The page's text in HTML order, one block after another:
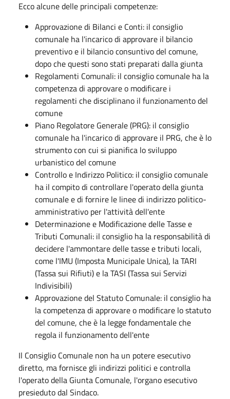
Ecco alcune delle principali competenze:
Approvazione di Bilanci e Conti: il consiglio
comunale ha l'incarico di approvare il bilancio
preventivo e il bilancio consuntivo del comune,
dopo che questi sono stati preparati dalla giunta
Regolamenti Comunali: il consiglio comunale ha la
competenza di approvare o modificare i
regolamenti che disciplinano il funzionamento del
comune
Piano Regolatore Generale (PRG): il consiglio
comunale ha l'incarico di approvare il PRG, che è lo
strumento con cui si pianifica lo sviluppo
urbanistico del comune
Controllo e Indirizzo Politico: il consiglio comunale
ha il compito di controllare l'operato della giunta
comunale e di fornire le linee di indirizzo politico-
amministrativo per l'attività dell'ente
Determinazione e Modificazione delle Tasse e
Tributi Comunali: il consiglio ha la responsabilità di
decidere l'ammontare delle tasse e tributi locali,
come l'IMU (Imposta Municipale Unica), la TARI
(Tassa sui Rifiuti) e la TASI (Tassa sui Servizi
Indivisibili)
Approvazione del Statuto Comunale: il consiglio ha
la competenza di approvare o modificare lo statuto
del comune, che è la legge fondamentale che
regola il funzionamento dell'ente
Il Consiglio Comunale non ha un potere esecutivo
diretto, ma fornisce gli indirizzi politici e controlla
l'operato della Giunta Comunale, l'organo esecutivo
presieduto dal Sindaco.